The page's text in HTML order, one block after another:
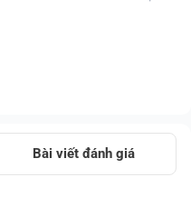
Bài viết đánh giá